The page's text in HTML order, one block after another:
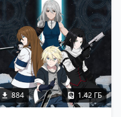
884 1.42 ГБ